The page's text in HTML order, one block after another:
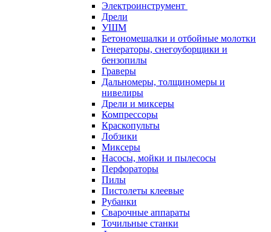
Электроинструмент
Дрели
УШМ
Бетономешалки и отбойные молотки
Генераторы, снегоуборщики и
бензопилы
Граверы
Дальномеры, толщиномеры и
нивелиры
Дрели и миксеры
Компрессоры
Краскопульты
Лобзики
Миксеры
Насосы, мойки и пылесосы
Перфораторы
Пилы
Пистолеты клеевые
Рубанки
Сварочные аппараты
Точильные станки